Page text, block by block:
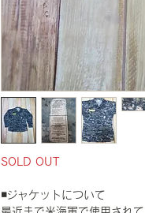
SOLD OUT
◾️ジャケットについて